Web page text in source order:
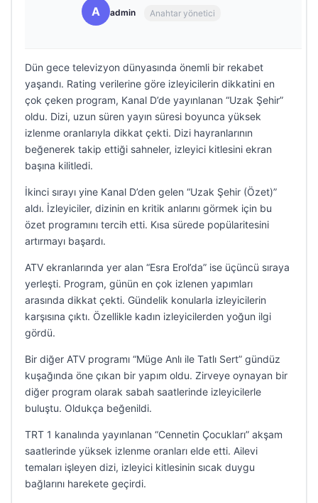
A admin Anahtar yönetici
Dün gece televizyon dünyasında önemli bir rekabet
yaşandı. Rating verilerine göre izleyicilerin dikkatini en
çok çeken program, Kanal D’de yayınlanan “Uzak Şehir”
oldu. Dizi, uzun süren yayın süresi boyunca yüksek
izlenme oranlarıyla dikkat çekti. Dizi hayranlarının
beğenerek takip ettiği sahneler, izleyici kitlesini ekran
başına kilitledi.
İkinci sırayı yine Kanal D’den gelen “Uzak Şehir (Özet)”
aldı. İzleyiciler, dizinin en kritik anlarını görmek için bu
özet programını tercih etti. Kısa sürede popülaritesini
artırmayı başardı.
ATV ekranlarında yer alan “Esra Erol’da” ise üçüncü sıraya
yerleşti. Program, günün en çok izlenen yapımları
arasında dikkat çekti. Gündelik konularla izleyicilerin
karşısına çıktı. Özellikle kadın izleyicilerden yoğun ilgi
gördü.
Bir diğer ATV programı “Müge Anlı ile Tatlı Sert” gündüz
kuşağında öne çıkan bir yapım oldu. Zirveye oynayan bir
diğer program olarak sabah saatlerinde izleyicilerle
buluştu. Oldukça beğenildi.
TRT 1 kanalında yayınlanan “Cennetin Çocukları” akşam
saatlerinde yüksek izlenme oranları elde etti. Ailevi
temaları işleyen dizi, izleyici kitlesinin sıcak duygu
bağlarını harekete geçirdi.